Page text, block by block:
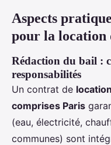
Aspects
pour la location
Rédaction du bail :
responsabilités
Un contrat de
comprises Paris
(eau, électricité,
communes) sont